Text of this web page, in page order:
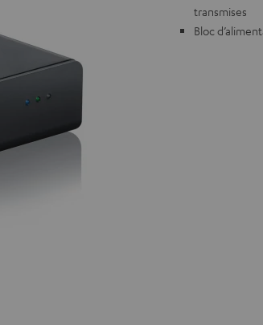
transmises
Bloc